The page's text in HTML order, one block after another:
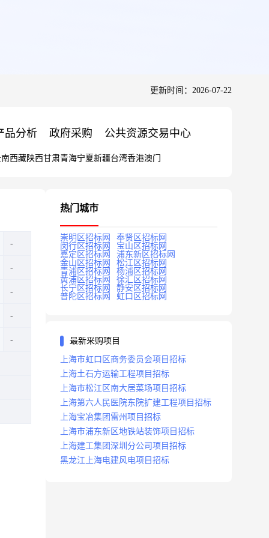
更新时间：2026-07-22
品分析 政府采购 公共资源交易中心
西藏陕西甘肃青海宁夏新疆台湾香港澳门
热门城市
崇明区招标网
奉贤区招标网
闵行区招标网
宝山区招标网
嘉定区招标网
浦东新区招标网
金山区招标网
松江区招标网
青浦区招标网
杨浦区招标网
黄浦区招标网
徐汇区招标网
长宁区招标网
静安区招标网
普陀区招标网
虹口区招标网
最新采购项目
上海市虹口区商务委员会项目招标
上海土石方运输工程项目招标
上海市松江区南大居菜场项目招标
上海第六人民医院东院扩建工程项目招标
上海宝冶集团雷州项目招标
上海市浦东新区地铁站装饰项目招标
上海建工集团深圳分公司项目招标
黑龙江上海电建风电项目招标